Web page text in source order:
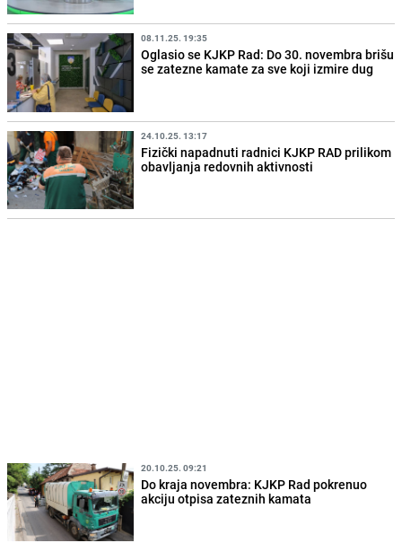
08.11.25. 19:35
Oglasio se KJKP Rad: Do 30. novembra brišu
se zatezne kamate za sve koji izmire dug
24.10.25. 13:17
Fizički napadnuti radnici KJKP RAD prilikom
obavljanja redovnih aktivnosti
20.10.25. 09:21
Do kraja novembra: KJKP Rad pokrenuo
akciju otpisa zateznih kamata